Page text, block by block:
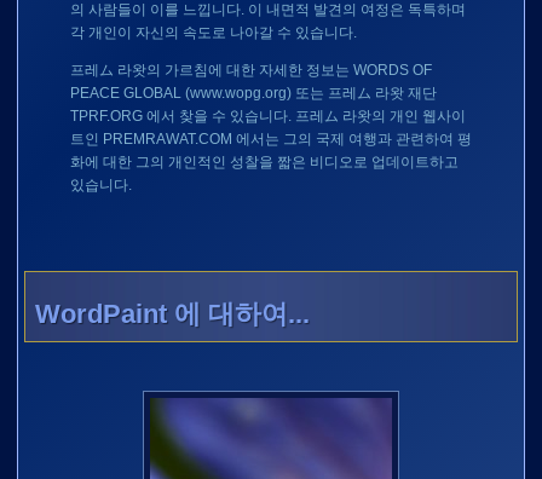
의 사람들이 이를 느낍니다. 이 내면적 발견의 여정은 독특하며
각 개인이 자신의 속도로 나아갈 수 있습니다.
프레ム 라왓의 가르침에 대한 자세한 정보는 WORDS OF
PEACE GLOBAL (www.wopg.org)또는 프레ム 라왓 재단
TPRF.ORG에서 찾을 수 있습니다. 프레ム 라왓의 개인 웹사이
트인 PREMRAWAT.COM 에서는 그의 국제 여행과 관련하여 평
화에 대한 그의 개인적인 성찰을 짧은 비디오로 업데이트하고
있습니다.
WordPaint 에 대하여...